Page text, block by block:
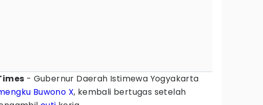
- Gubernur Daerah Istimewa Yogyakarta
Buwono X, kembali bertugas setelah